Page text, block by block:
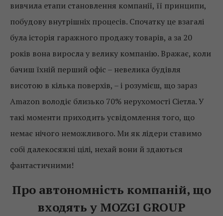
вивчила етапи становлення компанії, її принципи,
побудову внутрішніх процесів. Спочатку це взагалі
була історія гаражного продажу товарів, а за 20
років вона виросла у велику компанію. Вражає, коли
бачиш їхній перший офіс – невелика будівля
висотою в кілька поверхів, – і розумієш, що зараз
Amazon володіє близько 70% нерухомості Сіетла. У
такі моменти приходить усвідомлення того, що
немає нічого неможливого. Ми як лідери ставимо
собі далекосяжні цілі, нехай вони й здаються
фантастичними!
Про автономність компаній, що
входять у MOZGI GROUP